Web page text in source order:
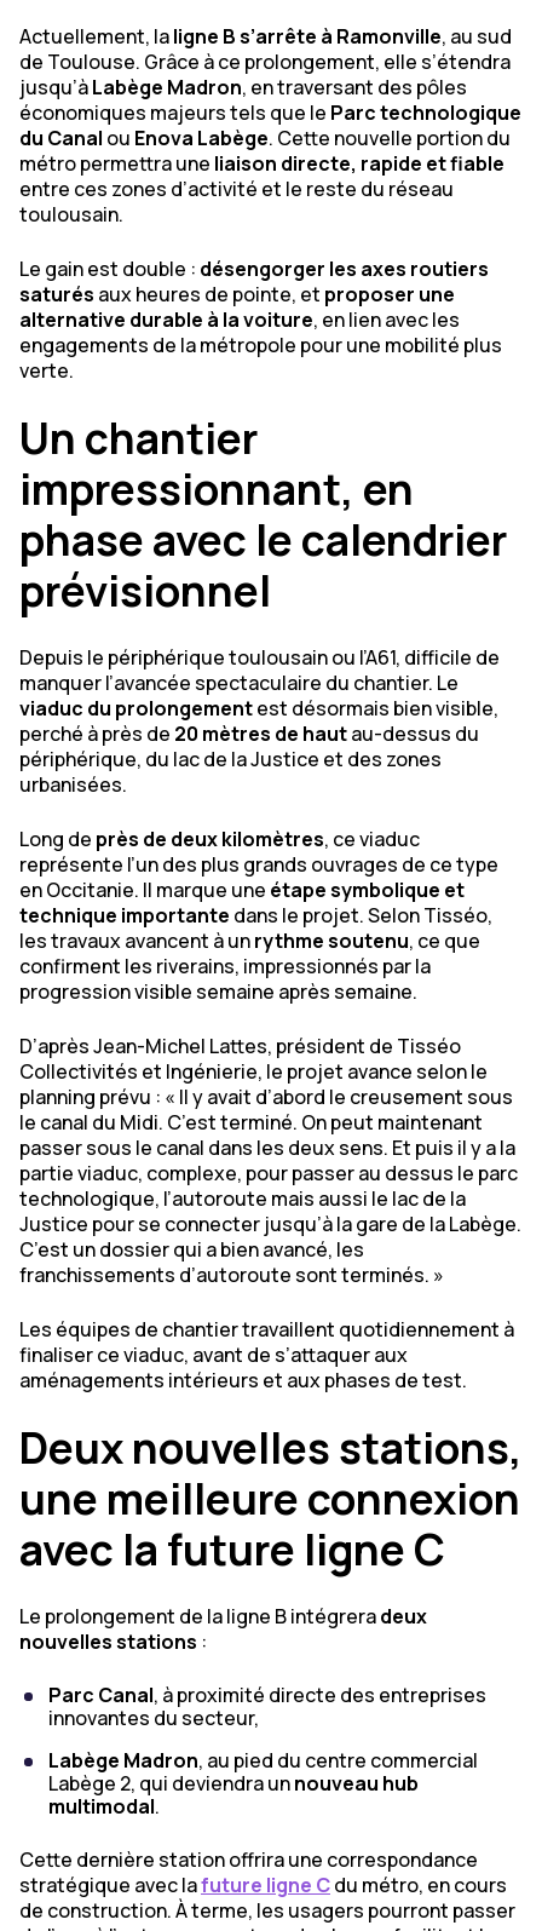
Actuellement, laligne B s’arrête à Ramonville, au sud
de Toulouse. Grâce à ce prolongement, elle s’étendra
jusqu’àLabège Madron, en traversant des pôles
économiques majeurs tels que le Parc technologique
du Canal ou Enova Labège. Cette nouvelle portion du
métro permettra une liaison directe, rapide et fiable
entre ces zones d’activité et le reste du réseau
toulousain.
Le gain est double : désengorger les axes routiers
saturés aux heures de pointe, et proposer une
alternative durable à la voiture, en lien avec les
engagements de la métropole pour une mobilité plus
verte.
Un chantier
impressionnant, en
phase avec le calendrier
prévisionnel
Depuis le périphérique toulousain ou l’A61, difficile de
manquer l’avancée spectaculaire du chantier. Le
viaduc du prolongementest désormais bien visible,
perché à près de 20 mètres de hautau-dessus du
périphérique, du lac de la Justice et des zones
urbanisées.
Long de près de deux kilomètres, ce viaduc
représente l’un des plus grands ouvrages de ce type
en Occitanie. Il marque une étape symbolique et
technique importante dans le projet. Selon Tisséo,
les travaux avancent à unrythme soutenu, ce que
confirment les riverains, impressionnés par la
progression visible semaine après semaine.
D’après Jean-Michel Lattes, président de Tisséo
Collectivités et Ingénierie, le projet avance selon le
planning prévu : « Il y avait d’abord le creusement sous
le canal du Midi. C’est terminé. On peut maintenant
passer sous le canal dans les deux sens. Et puis il y a la
partie viaduc, complexe, pour passer au dessus le parc
technologique, l’autoroute mais aussi le lac de la
Justice pour se connecter jusqu’à la gare de la Labège.
C’est un dossier qui a bien avancé, les
franchissements d’autoroute sont terminés. »
Les équipes de chantier travaillent quotidiennement à
finaliser ce viaduc, avant de s’attaquer aux
aménagements intérieurs et aux phases de test.
Deux nouvelles stations,
une meilleure connexion
avec la future ligne C
Le prolongement de la ligne B intégreradeux
nouvelles stations :
Parc Canal, à proximité directe des entreprises
innovantes du secteur,
Labège Madron, au pied du centre commercial
Labège 2, qui deviendra unnouveau hub
multimodal.
Cette dernière station offrira une correspondance
stratégique avec lafuture ligne Cdu métro, en cours
de construction. À terme, les usagers pourront passer